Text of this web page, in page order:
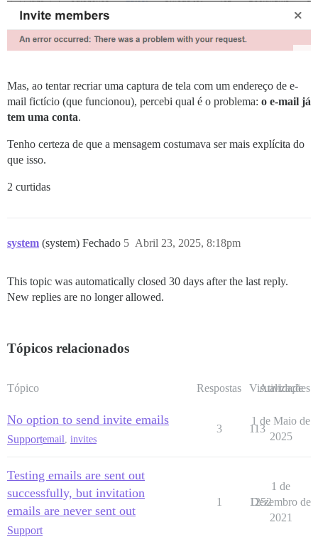
Mas, ao tentar recriar uma captura de tela com um endereço de e-
mail fictício (que funcionou), percebi qual é o problema: o e-mail já
tem uma conta.
Tenho certeza de que a mensagem costumava ser mais explícita do
que isso.
2 curtidas
system (system) Fechado Abril 23, 2025, 8:18pm
5
This topic was automatically closed 30 days after the last reply.
New replies are no longer allowed.
Tópicos relacionados
Tópico Respostas Visualizações
Atividade
No option to send invite emails
Supportemail, invites
3 113
1 de Maio de
2025
Testing emails are sent out
successfully, but invitation
emails are never sent out
Support
1 1252
1 de
Dezembro de
2021